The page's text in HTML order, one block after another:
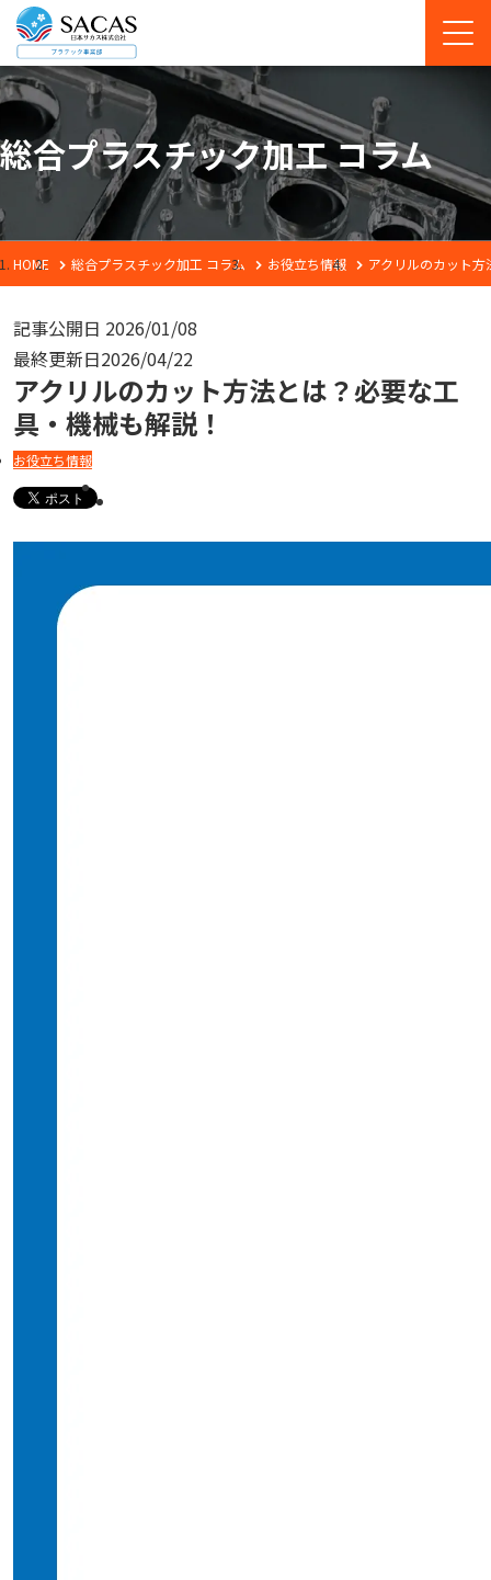
総合プラスチック加工 コラム
HOME 総合プラスチック加工 コラム お役立ち情報 アクリルのカット
記事公開日 2026/01/08
最終更新日2026/04/22
アクリルのカット方法とは？必要な工
具・機械も解説！
お役立ち情報